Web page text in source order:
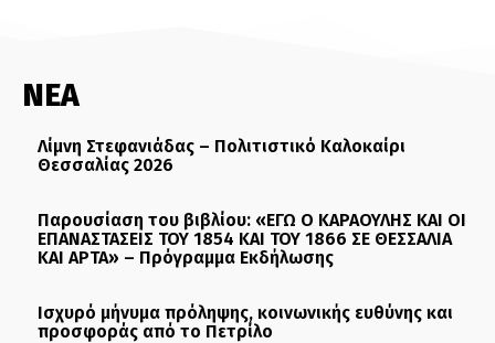
ΝΕΑ
Λίμνη Στεφανιάδας – Πολιτιστικό Καλοκαίρι
Θεσσαλίας 2026
Παρουσίαση του βιβλίου: «ΕΓΩ Ο ΚΑΡΑΟΥΛΗΣ ΚΑΙ ΟΙ
ΕΠΑΝΑΣΤΑΣΕΙΣ ΤΟΥ 1854 ΚΑΙ ΤΟΥ 1866 ΣΕ ΘΕΣΣΑΛΙΑ
ΚΑΙ ΑΡΤΑ» – Πρόγραμμα Εκδήλωσης
Ισχυρό μήνυμα πρόληψης, κοινωνικής ευθύνης και
προσφοράς από το Πετρίλο